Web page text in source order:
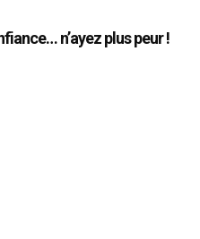
n’ayez plus peur !